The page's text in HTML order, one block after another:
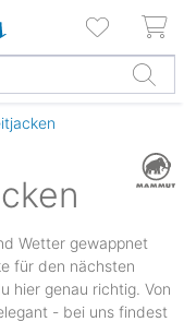
Wetter gewappnet
für den nächsten
hier genau richtig. Von
- bei uns findest